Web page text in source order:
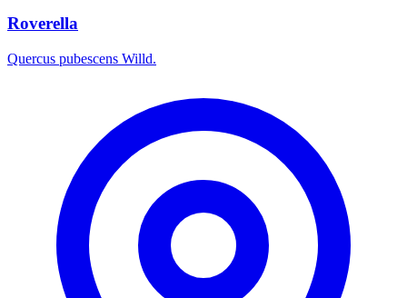
Roverella
Quercus pubescens Willd.